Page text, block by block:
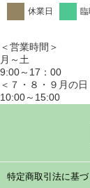
休業日
＜営業時間＞
月～土
9:00～17：00
＜７・８・９月の日
10:00～15:00
特定商取引法に基